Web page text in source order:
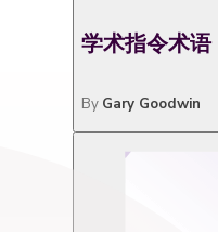
学术指令术
By Gary Goodwin